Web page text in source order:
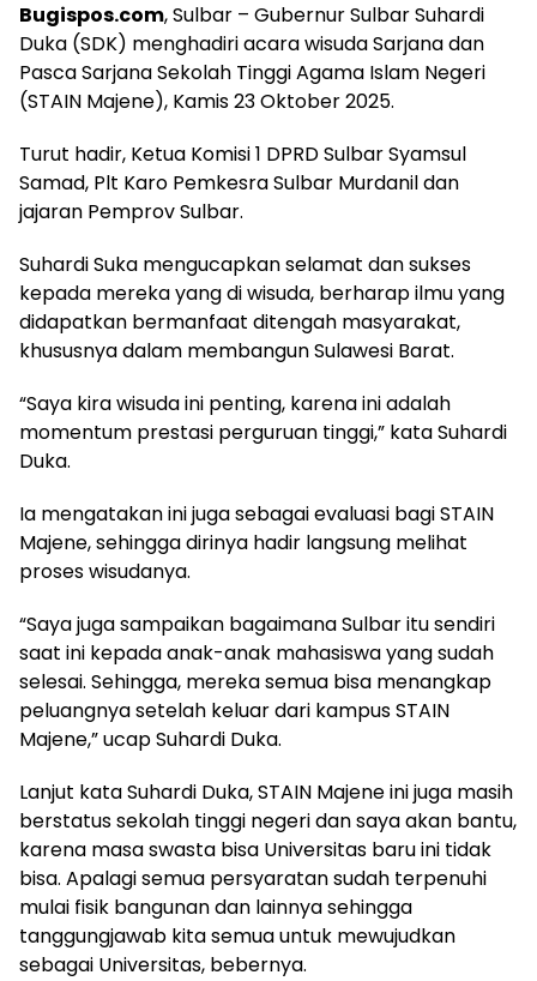
Bugispos.com, Sulbar – Gubernur Sulbar Suhardi
Duka (SDK) menghadiri acara wisuda Sarjana dan
Pasca Sarjana Sekolah Tinggi Agama Islam Negeri
(STAIN Majene), Kamis 23 Oktober 2025.
Turut hadir, Ketua Komisi 1 DPRD Sulbar Syamsul
Samad, Plt Karo Pemkesra Sulbar Murdanil dan
jajaran Pemprov Sulbar.
Suhardi Suka mengucapkan selamat dan sukses
kepada mereka yang di wisuda, berharap ilmu yang
didapatkan bermanfaat ditengah masyarakat,
khususnya dalam membangun Sulawesi Barat.
“Saya kira wisuda ini penting, karena ini adalah
momentum prestasi perguruan tinggi,” kata Suhardi
Duka.
Ia mengatakan ini juga sebagai evaluasi bagi STAIN
Majene, sehingga dirinya hadir langsung melihat
proses wisudanya.
“Saya juga sampaikan bagaimana Sulbar itu sendiri
saat ini kepada anak-anak mahasiswa yang sudah
selesai. Sehingga, mereka semua bisa menangkap
peluangnya setelah keluar dari kampus STAIN
Majene,” ucap Suhardi Duka.
Lanjut kata Suhardi Duka, STAIN Majene ini juga masih
berstatus sekolah tinggi negeri dan saya akan bantu,
karena masa swasta bisa Universitas baru ini tidak
bisa. Apalagi semua persyaratan sudah terpenuhi
mulai fisik bangunan dan lainnya sehingga
tanggungjawab kita semua untuk mewujudkan
sebagai Universitas, bebernya.